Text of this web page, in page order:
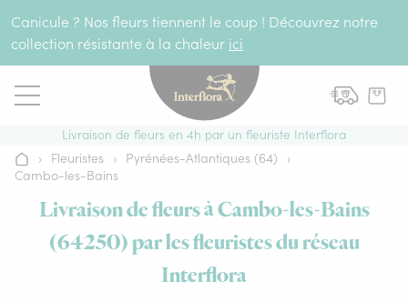
Canicule ? Nos fleurs tiennent le coup ! Découvrez notre
collection résistante à la chaleur ici
Livraison de fleurs en 4h par un fleuriste Interflora
Accueil
› Fleuristes › Pyrénées-Atlantiques (64)
›
Cambo-les-Bains
Livraison de fleurs à Cambo-les-Bains
(64250) par les fleuristes du réseau
Interflora